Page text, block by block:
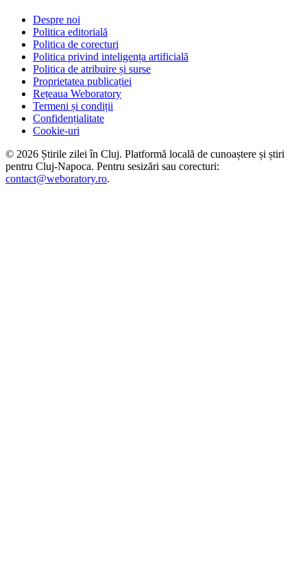
Despre noi
Politica editorială
Politica de corecturi
Politica privind inteligența artificială
Politica de atribuire și surse
Proprietatea publicației
Rețeaua Weboratory
Termeni și condiții
Confidențialitate
Cookie-uri
© 2026 Știrile zilei în Cluj. Platformă locală de cunoaștere și știri
pentru Cluj-Napoca. Pentru sesizări sau corecturi:
contact@weboratory.ro.